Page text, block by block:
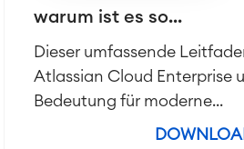
warum ist es so...
Dieser umfassende
Atlassian Cloud Enterprise
Bedeutung für moderne...